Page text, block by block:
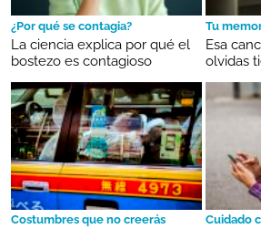
¿Por qué se contagia?
La ciencia explica por qué el
bostezo es contagioso
Tu
Esa
olvidas
Costumbres que no creerás Cuidado